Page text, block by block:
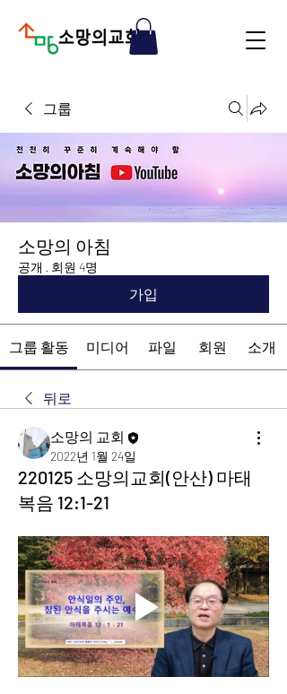
그룹
소망의 아침
공개 · 회원 4명
가입
그룹 활동 미디어 파일 회원 소개
뒤로
소망의 교회
2022년 1월 24일
220125 소망의교회(안산) 마태
복음 12:1-21